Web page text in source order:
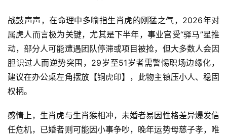
战鼓声声，在命理中多喻指生肖虎的刚猛之气，2026年对
属虎人而言极为关键，尤其是下半年，事业宫受“驿马”星推
动，部分人可能遭遇团队停滞或项目被抢，但大多数人会因
胆识过人而逆势突围，29岁至51岁者需警惕职场边缘化，
建议在办公桌左角摆放【铜虎印】，此物主镇压小人、稳固
权柄。
感情上，生肖虎与生肖猴相冲，未婚者易因性格差异爆发信
任危机，已婚者则可能因小事争吵，晚年运势母慈子孝，唯